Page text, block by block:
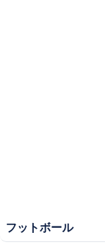
フットボール